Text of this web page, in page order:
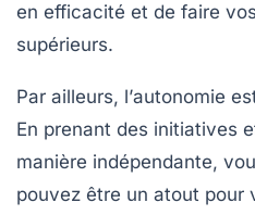
en efficacité et de faire
supérieurs.
Par ailleurs, l’autonomie
En prenant des initiatives
manière indépendante,
pouvez être un atout pour